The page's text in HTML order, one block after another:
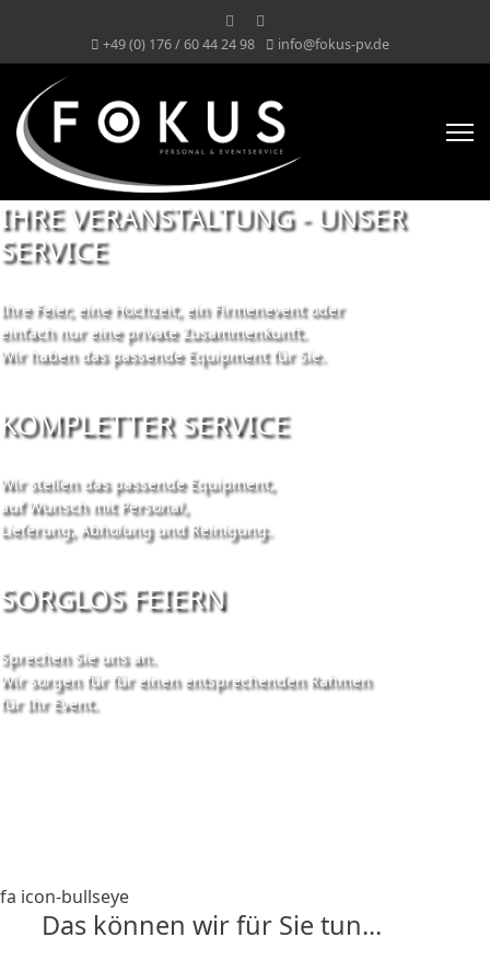
+49 (0) 176 / 60 44 24 98 info@fokus-pv.de
IHRE VERANSTALTUNG - UNSER
SERVICE
Ihre Feier, eine Hochzeit, ein Firmenevent oder
einfach nur eine private Zusammenkunft.
Wir haben das passende Equipment für Sie.
KOMPLETTER SERVICE
Wir stellen das passende Equipment,
auf Wunsch mit Personal,
Lieferung, Abholung und Reinigung.
SORGLOS FEIERN
Sprechen Sie uns an.
Wir sorgen für für einen entsprechenden Rahmen
für Ihr Event.
fa icon-bullseye
Das können wir für Sie tun...